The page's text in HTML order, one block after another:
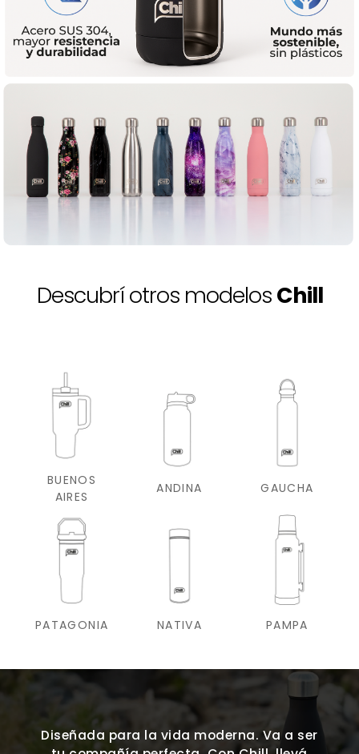
Descubrí otros modelosChill
BUENOS
AIRES
ANDINA GAUCHA
PATAGONIA NATIVA PAMPA
Diseñada para la vida moderna. Va a ser